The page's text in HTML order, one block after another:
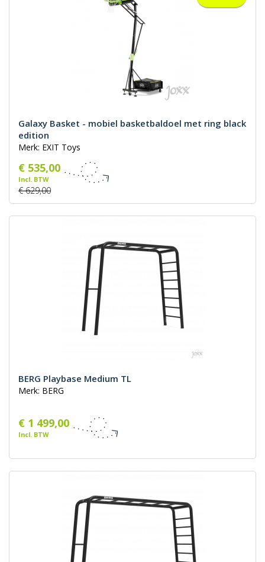
Galaxy Basket - mobiel basketbaldoel met ring black
edition
Merk: EXIT Toys
€ 535,00
Incl. BTW
€ 629,00
BERG Playbase Medium TL
Merk: BERG
€ 1 499,00
Incl. BTW